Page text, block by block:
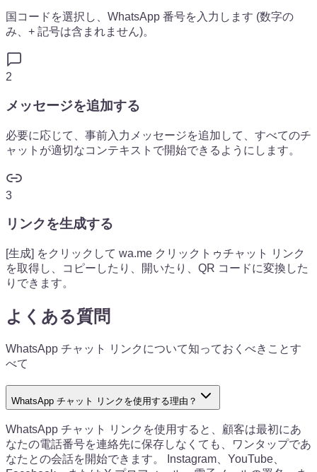
国コードを選択し、WhatsApp 番号を入力します (数字の
み、+ 記号は含まれません)。
2
メッセージを追加する
必要に応じて、事前入力メッセージを追加して、すべてのチ
ャットが適切なコンテキストで開始できるようにします。
3
リンクを生成する
[生成] をクリックして wa.me クリックトゥチャット リンク
を取得し、コピーしたり、開いたり、QR コードに変換した
りできます。
よくある質問
WhatsApp チャット リンクについて知っておくべきことす
べて
WhatsApp チャット リンクを使用する理由？
WhatsApp チャット リンクを使用すると、顧客は最初にあ
なたの電話番号を連絡先に保存しなくても、ワンタップであ
なたとの会話を開始できます。 Instagram、YouTube、